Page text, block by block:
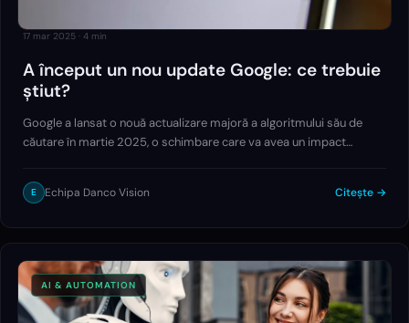
17 mar 2025 · 4 min
A început un nou update Google: ce trebuie
știut?
Google a lansat o nouă actualizare majoră a algoritmului său de
căutare în martie 2025, o schimbare care va avea un impact
actualizare, cunoscută sub numele de…
E Echipa Danco Vision Citește →
AI & AUTOMATION